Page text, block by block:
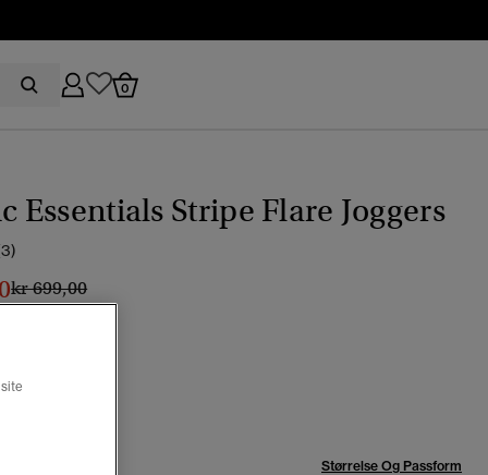
0
Essentials Stripe Flare Joggers
Pris nedsatt fra
kr 699,00til
Størrelse Og Passform